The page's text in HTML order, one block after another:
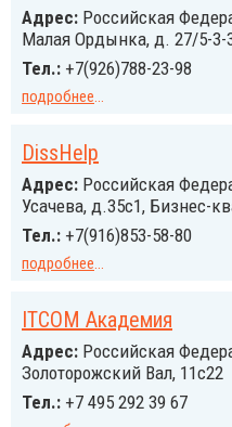
Адрес: Российcкая
Малая Ордынка, д. 27/5-3-
Тел.: +7(926)788-23-98
подробнее...
DissHelp
Адрес: Российcкая
Усачева, д.35с1, Бизнес-
Тел.: +7(916)853-58-80
подробнее...
ITCOM Академия
Адрес: Российcкая
Золоторожский Вал, 11с22
Тел.: +7 495 292 39 67